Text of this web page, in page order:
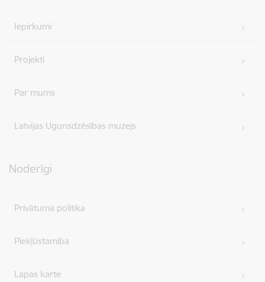
Iepirkumi
Projekti
Par mums
Latvijas Ugunsdzēsības muzejs
Noderīgi
Privātuma politika
Piekļūstamība
Lapas karte